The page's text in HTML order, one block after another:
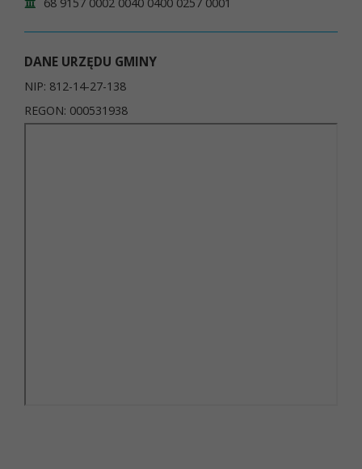
DANE URZĘDU GMINY
NIP: 812-14-27-138
REGON: 000531938